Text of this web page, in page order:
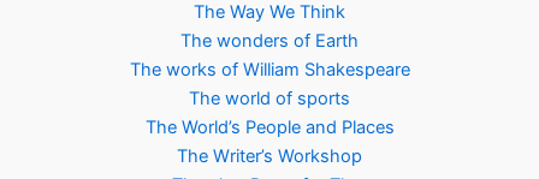
The Way We Think
The wonders of Earth
The works of William Shakespeare
The world of sports
The World’s People and Places
The Writer’s Workshop